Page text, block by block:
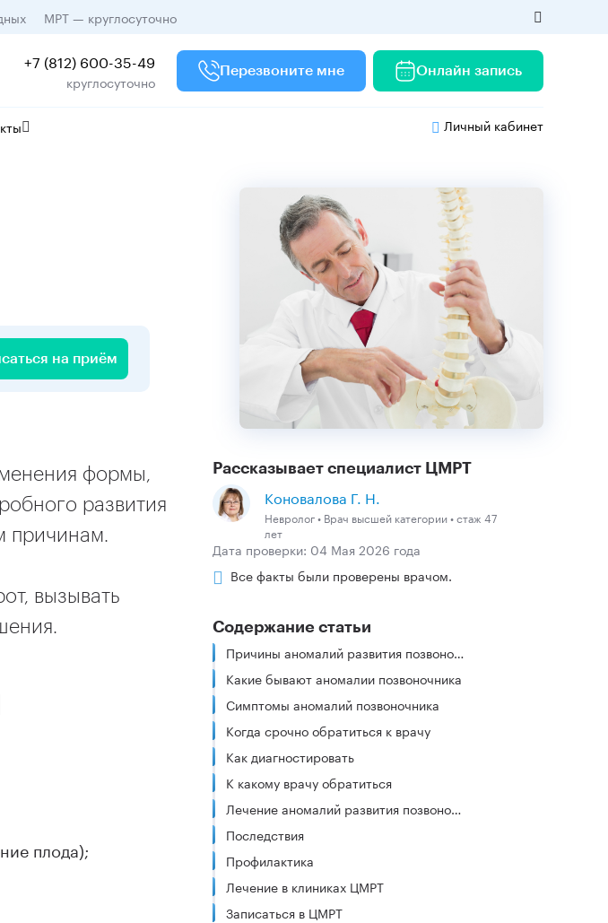
МРТ — круглосуточно
+7 (812) 600-35-49
круглосуточно
Перезвоните мне Онлайн запись
Личный кабинет
на приём
формы,
развития
причинам.
вызывать
Рассказывает специалист ЦМРТ
Коновалова Г. Н.
Невролог • Врач высшей категории • стаж 47
лет
Дата проверки: 04 Мая 2026 года
Все факты были проверены врачом.
Содержание статьи
Причины аномалий развития позвоночника
Какие бывают аномалии позвоночника
Симптомы аномалий позвоночника
Когда срочно обратиться к врачу
Как диагностировать
К какому врачу обратиться
Лечение аномалий развития позвоночника
Последствия
Профилактика
Лечение в клиниках ЦМРТ
Записаться в ЦМРТ
плода);